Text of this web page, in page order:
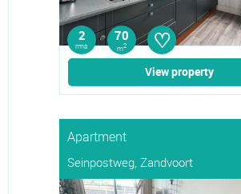
2
rms
70
m2 ♡
View property
Apartment
Seinpostweg, Zandvoort